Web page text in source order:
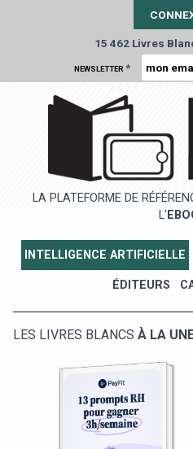
15 462 Livres
NEWSLETTER *
LA PLATEFORME DE
L'
INTELLIGENCE ARTIFICIELLE
ÉDITEURS
LES LIVRES BLANCS À LA